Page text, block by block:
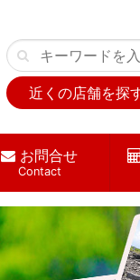
お問合せ
Contact